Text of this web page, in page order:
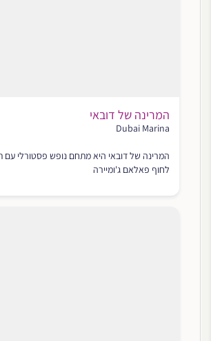
המרינה של דובאי
Dubai Marina
המרינה של דובאי היא מתחם נופש פסטורלי
לחוף פאלאם ג'ומיירה